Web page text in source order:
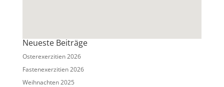
Neueste Beiträge
Osterexerzitien 2026
Fastenexerzitien 2026
Weihnachten 2025